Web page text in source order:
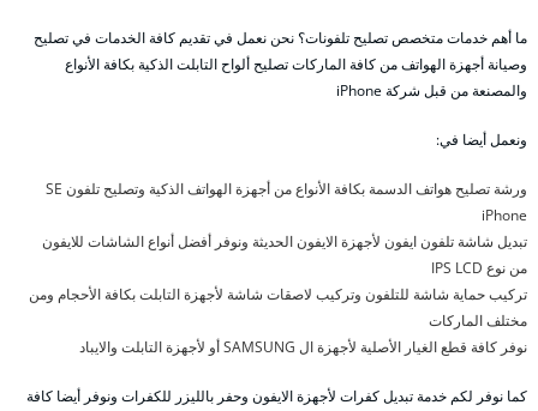
ما أهم خدمات متخصص تصليح تلفونات؟ نحن نعمل في تقديم كافة الخدمات في تصليح
وصيانة أجهزة الهواتف من كافة الماركات تصليح ألواح التابلت الذكية بكافة الأنواع
والمصنعة من قبل شركة iPhone
ونعمل أيضا في:
ورشة تصليح هواتف الدسمة بكافة الأنواع من أجهزة الهواتف الذكية وتصليح تلفون SE
iPhone
تبديل شاشة تلفون ايفون لأجهزة الايفون الحديثة ونوفر أفضل أنواع الشاشات للايفون
من نوع IPS LCD
تركيب حماية شاشة للتلفون وتركيب لاصقات شاشة لأجهزة التابلت بكافة الأحجام ومن
مختلف الماركات
نوفر كافة قطع الغيار الأصلية لأجهزة ال SAMSUNG أو لأجهزة التابلت والايباد
كما نوفر لكم خدمة تبديل كفرات لأجهزة الايفون وحفر بالليزر للكفرات ونوفر أيضا كافة